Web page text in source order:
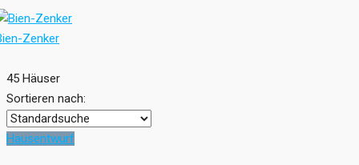
Zenker
45 Häuser
Sortieren nach:
Hausentwurf